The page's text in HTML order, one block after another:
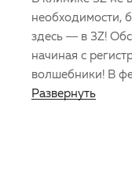
необходимости,
здесь — в 3Z!
начиная с
волшебники! В
Развернуть